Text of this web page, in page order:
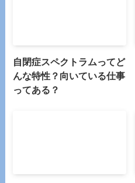
自閉症スペクトラムってど
んな特性？向いている仕事
ってある？